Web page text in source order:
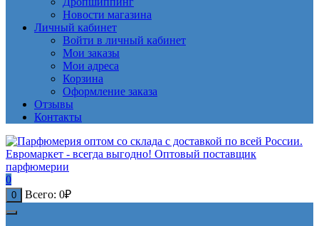
Новости магазина
Личный кабинет
Войти в личный кабинет
Мои заказы
Мои адреса
Корзина
Оформление заказа
Отзывы
Контакты
0
0 Всего: 0₽